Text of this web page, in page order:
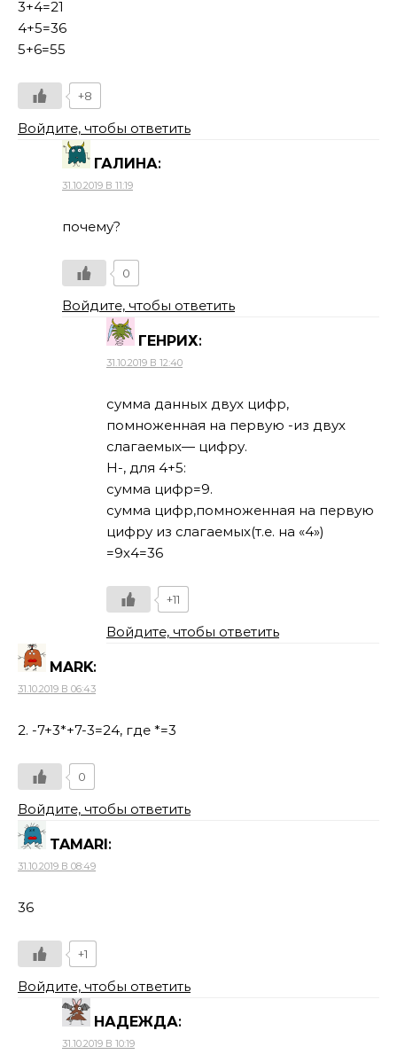
3+4=21
4+5=36
5+6=55
+8
Войдите, чтобы ответить
ГАЛИНА:
31.10.2019 В 11:19
почему?
0
Войдите, чтобы ответить
ГЕНРИХ:
31.10.2019 В 12:40
сумма данных двух цифр,
помноженная на первую -из двух
слагаемых— цифру.
Н-, для 4+5:
сумма цифр=9.
сумма цифр,помноженная на первую
цифру из слагаемых(т.е. на «4»)
=9х4=36
+11
Войдите, чтобы ответить
MARK:
31.10.2019 В 06:43
2. -7+3*+7-3=24, где *=3
0
Войдите, чтобы ответить
TAMARI:
31.10.2019 В 08:49
36
+1
Войдите, чтобы ответить
НАДЕЖДА:
31.10.2019 В 10:19